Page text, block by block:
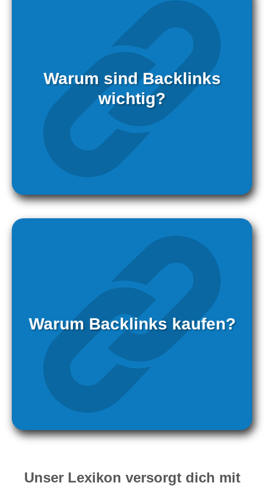
Warum sind Backlinks
wichtig?
Warum Backlinks kaufen?
Unser Lexikon versorgt dich mit